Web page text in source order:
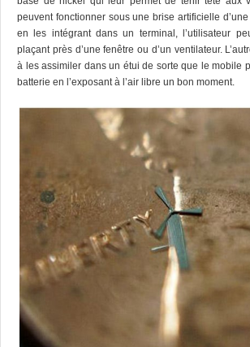
peuvent fonctionner sous une brise artificielle
en les intégrant dans un terminal, l’utilisateur
plaçant près d’une fenêtre ou d’un ventilateur.
à les assimiler dans un étui de sorte que le mobile
batterie en l’exposant à l’air libre un bon moment.